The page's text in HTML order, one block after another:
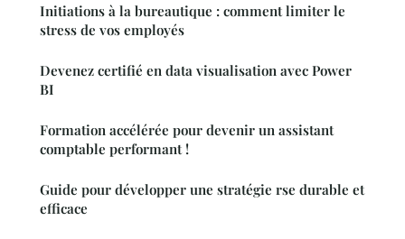
Initiations à la bureautique : comment limiter le
stress de vos employés
Devenez certifié en data visualisation avec Power
BI
Formation accélérée pour devenir un assistant
comptable performant !
Guide pour développer une stratégie rse durable et
efficace